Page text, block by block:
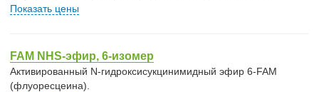
Показать цены
FAM NHS-эфир, 6-изомер
Активированный N-гидроксисукцинимидный эфир 6-FAM
(флуоресцеина).